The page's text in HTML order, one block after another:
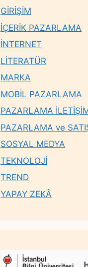
GİRİŞİM
İÇERİK PAZARLAMA
İNTERNET
LİTERATÜR
MARKA
MOBİL PAZARLAMA
PAZARLAMA
PAZARLAMA ve
SOSYAL MEDYA
TEKNOLOJİ
TREND
YAPAY ZEKÂ